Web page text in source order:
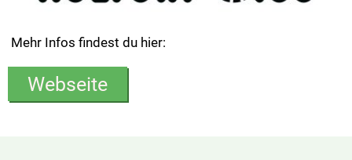
Mehr Infos findest du hier:
Webseite